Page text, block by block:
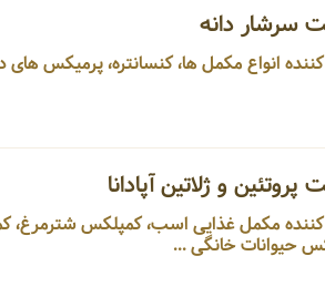
سرشار دانه
و آجرهای لیسیدنی برای دام، طیور و آبزیان ...
و ژلاتین آپادانا
تولید کننده مکمل غذایی اسب، کمپلکس
حیوانات خانگی ...